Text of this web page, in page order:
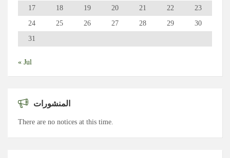
17
18 19 20 21 22
23
24
25 26 27 28 29
30
31
« Jul
المنشورات
There are no notices at this time.